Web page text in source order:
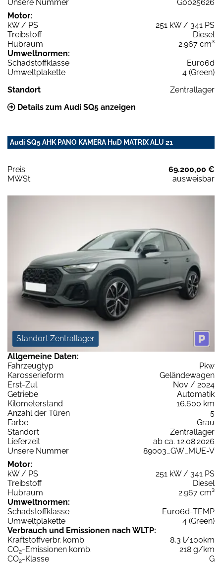
Unsere Nummer
G0025626
Motor:
kW / PS
251 kW / 341 PS
Treibstoff
Diesel
Hubraum
2.967 cm³
Umweltnormen:
Schadstoffklasse
Euro6d
Umweltplakette
4 (Green)
Standort
Zentrallager
Details zum Audi SQ5 anzeigen
Audi SQ5 AHK PANO KAMERA HuD MATRIX ALU 21
Preis:
69.200,00 €
MWSt:
ausweisbar
Standort Zentrallager
Allgemeine Daten:
Fahrzeugtyp
Pkw
Karosserieform
Geländewagen
Erst-Zul.
Nov / 2024
Getriebe
Automatik
Kilometerstand
16.600 km
Anzahl der Türen
5
Farbe
Grau
Standort
Zentrallager
Lieferzeit
ab ca. 12.08.2026
Unsere Nummer
89003_GW_MUE-V
Motor:
kW / PS
251 kW / 341 PS
Treibstoff
Diesel
Hubraum
2.967 cm³
Umweltnormen:
Schadstoffklasse
Euro6d-TEMP
Umweltplakette
4 (Green)
Verbrauch und Emissionen nach WLTP:
Kraftstoffverbr. komb.
8,3 l/100km
CO2-Emissionen komb.
218 g/km
CO2-Klasse
G